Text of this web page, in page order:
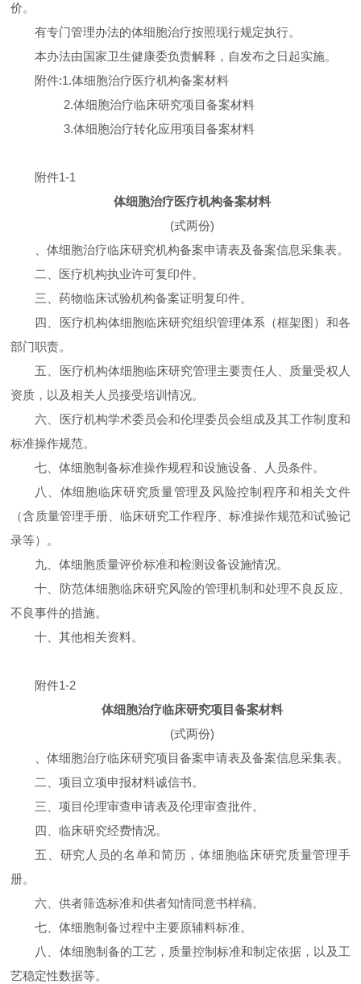
价。
有专门管理办法的体细胞治疗按照现行规定执行。
本办法由国家卫生健康委负责解释，自发布之日起实施。
附件:1.体细胞治疗医疗机构备案材料
2.体细胞治疗临床研究项目备案材料
3.体细胞治疗转化应用项目备案材料
附件1-1
体细胞治疗医疗机构备案材料
(式两份)
、体细胞治疗临床研究机构备案申请表及备案信息采集表。
二、医疗机构执业许可复印件。
三、药物临床试验机构备案证明复印件。
四、医疗机构体细胞临床研究组织管理体系（框架图）和各
部门职责。
五、医疗机构体细胞临床研究管理主要责任人、质量受权人
资质，以及相关人员接受培训情况。
六、医疗机构学术委员会和伦理委员会组成及其工作制度和
标准操作规范。
七、体细胞制备标准操作规程和设施设备、人员条件。
八、体细胞临床研究质量管理及风险控制程序和相关文件
（含质量管理手册、临床研究工作程序、标准操作规范和试验记
录等）。
九、体细胞质量评价标准和检测设备设施情况。
十、防范体细胞临床研究风险的管理机制和处理不良反应、
不良事件的措施。
十、其他相关资料。
附件1-2
体细胞治疗临床研究项目备案材料
(式两份)
、体细胞治疗临床研究项目备案申请表及备案信息采集表。
二、项目立项申报材料诚信书。
三、项目伦理审查申请表及伦理审查批件。
四、临床研究经费情况。
五、研究人员的名单和简历，体细胞临床研究质量管理手
册。
六、供者筛选标准和供者知情同意书样稿。
七、体细胞制备过程中主要原辅料标准。
八、体细胞制备的工艺，质量控制标准和制定依据，以及工
艺稳定性数据等。